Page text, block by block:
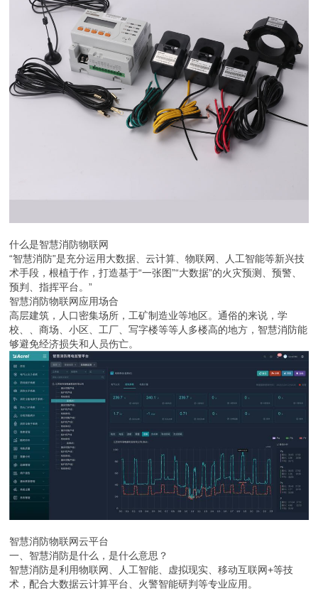
什么是智慧消防物联网
“智慧消防”是充分运用大数据、云计算、物联网、人工智能等新兴技
术手段，根植于作，打造基于“一张图”“大数据”的火灾预测、预警、
预判、指挥平台。”
智慧消防物联网应用场合
高层建筑，人口密集场所，工矿制造业等地区。通俗的来说，学
校、、商场、小区、工厂、写字楼等等人多楼高的地方，智慧消防能
够避免经济损失和人员伤亡。
智慧消防物联网云平台
一、智慧消防是什么，是什么意思？
智慧消防是利用物联网、人工智能、虚拟现实、移动互联网+等技
术，配合大数据云计算平台、火警智能研判等专业应用。